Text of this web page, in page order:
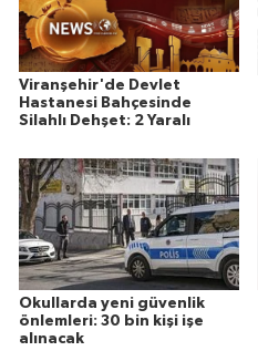
Viranşehir'de Devlet
Hastanesi Bahçesinde
Silahlı Dehşet: 2 Yaralı
Okullarda yeni güvenlik
önlemleri: 30 bin kişi işe
alınacak